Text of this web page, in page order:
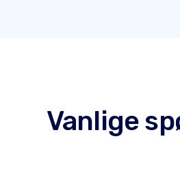
Vanlige